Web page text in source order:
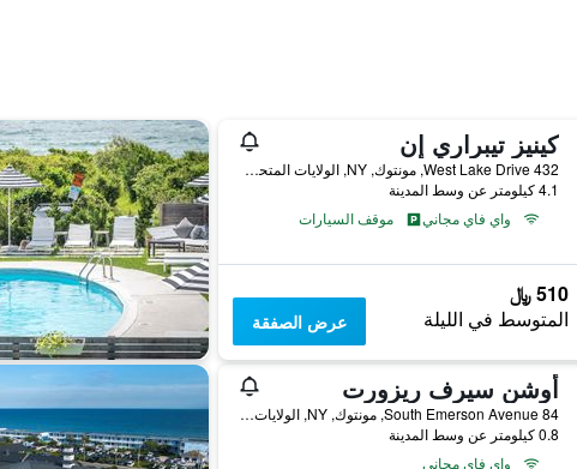
كينيز تيبراري إن
432 West Lake Drive, مونتوك, NY, الولايات المتحدة الأميريكية
4.1 كيلومتر عن وسط المدينة
واي فاي مجاني
موقف السيارات
510 ﷼
المتوسط في الليلة عرض الصفقة
أوشن سيرف ريزورت
84 South Emerson Avenue, مونتوك, NY, الولايات المتحدة الأميريكية
0.8 كيلومتر عن وسط المدينة
واي فاي مجاني